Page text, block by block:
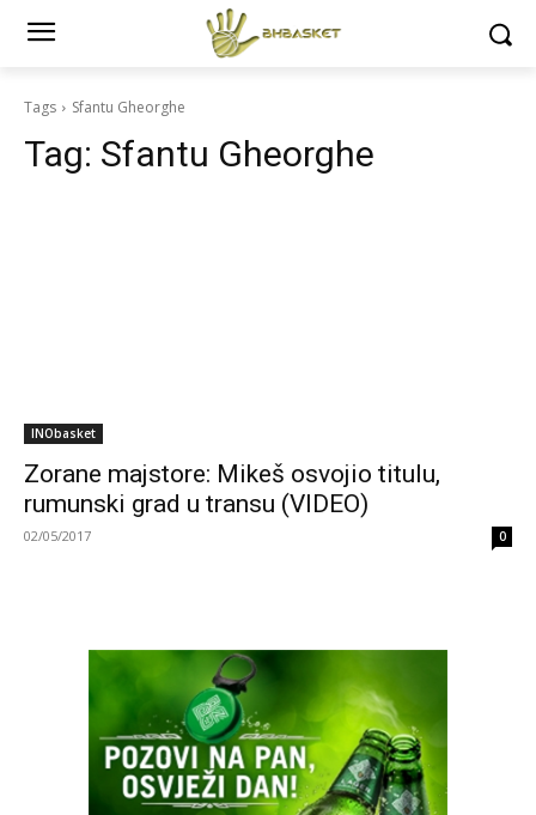
Tags Sfantu Gheorghe
Tag: Sfantu Gheorghe
INObasket
Zorane majstore: Mikeš osvojio titulu,
rumunski grad u transu (VIDEO)
02/05/2017 0